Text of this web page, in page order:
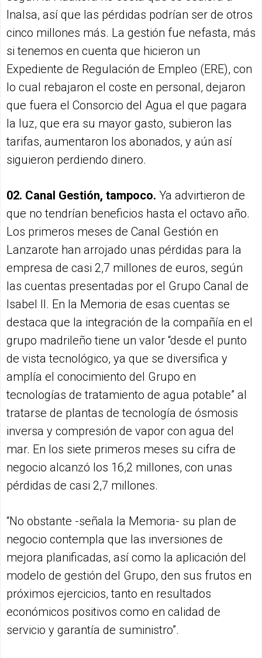
Inalsa, así que las pérdidas podrían ser de otros
cinco millones más. La gestión fue nefasta, más
si tenemos en cuenta que hicieron un
Expediente de Regulación de Empleo (ERE), con
lo cual rebajaron el coste en personal, dejaron
que fuera el Consorcio del Agua el que pagara
la luz, que era su mayor gasto, subieron las
tarifas, aumentaron los abonados, y aún así
siguieron perdiendo dinero.
02. Canal Gestión, tampoco. Ya advirtieron de
que no tendrían beneficios hasta el octavo año.
Los primeros meses de Canal Gestión en
Lanzarote han arrojado unas pérdidas para la
empresa de casi 2,7 millones de euros, según
las cuentas presentadas por el Grupo Canal de
Isabel II. En la Memoria de esas cuentas se
destaca que la integración de la compañía en el
grupo madrileño tiene un valor “desde el punto
de vista tecnológico, ya que se diversifica y
amplía el conocimiento del Grupo en
tecnologías de tratamiento de agua potable” al
tratarse de plantas de tecnología de ósmosis
inversa y compresión de vapor con agua del
mar. En los siete primeros meses su cifra de
negocio alcanzó los 16,2 millones, con unas
pérdidas de casi 2,7 millones.
“No obstante -señala la Memoria- su plan de
negocio contempla que las inversiones de
mejora planificadas, así como la aplicación del
modelo de gestión del Grupo, den sus frutos en
próximos ejercicios, tanto en resultados
económicos positivos como en calidad de
servicio y garantía de suministro”.